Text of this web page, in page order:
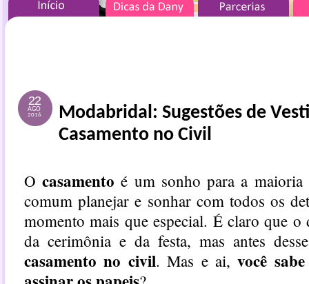
22
AGO
2016
Modabridal: Sugestões de
Casamento no Civil
Ocasamento é um sonho para a
comum planejar e sonhar com todos os
momento mais que especial. É claro que o
da cerimônia e da festa, mas antes
casamento no civil. Mas e ai,você sabe